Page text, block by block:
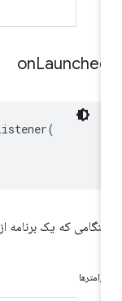
on
که یک برنامه از